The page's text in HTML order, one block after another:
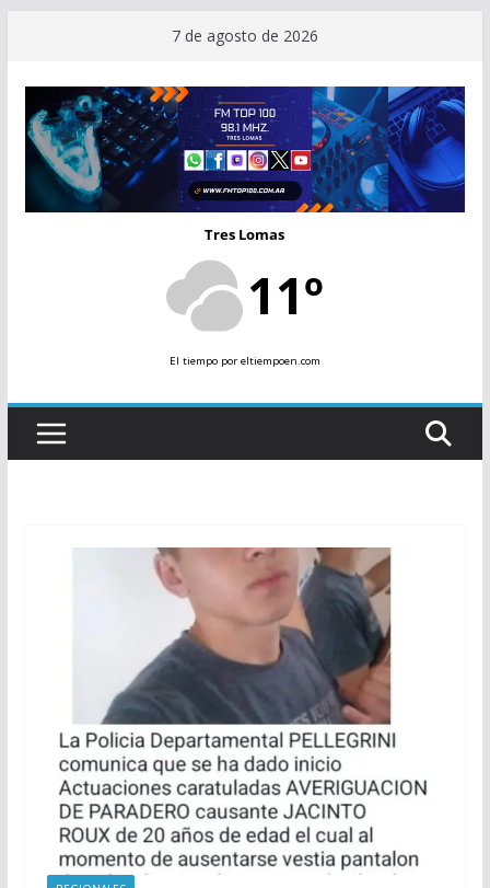
contenido
7 de agosto de 2026
Tres Lomas
11º
El tiempopor eltiempoen.com